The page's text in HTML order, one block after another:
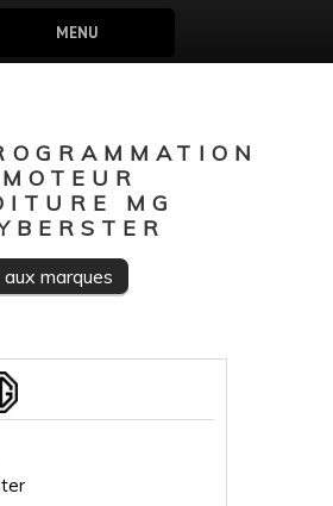
MENU
MOTEUR
MG
marques